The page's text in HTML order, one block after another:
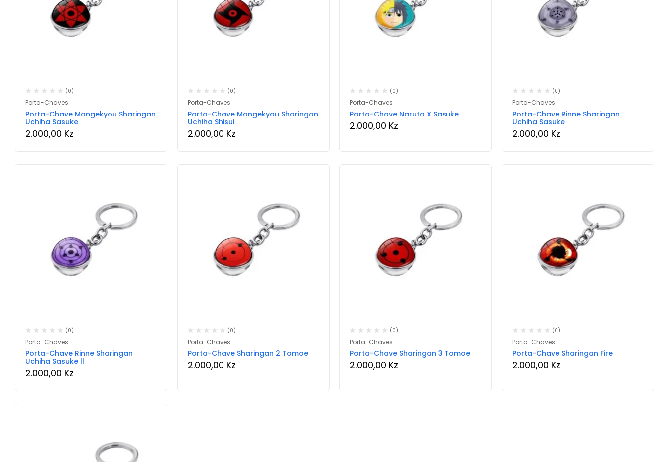
(0)
Porta-Chaves
Porta-Chave Mangekyou Sharingan
Uchiha Sasuke
2.000,00 Kz
(0)
Porta-Chaves
Porta-Chave Mangekyou Sharingan
Uchiha Shisui
2.000,00 Kz
(0)
Porta-Chaves
Porta-Chave Naruto X Sasuke
2.000,00 Kz
(0)
Porta-Chaves
Porta-Chave Rinne Sharingan
Uchiha Sasuke
2.000,00 Kz
(0)
Porta-Chaves
Porta-Chave Rinne Sharingan
Uchiha Sasuke ll
2.000,00 Kz
(0)
Porta-Chaves
Porta-Chave Sharingan 2 Tomoe
2.000,00 Kz
(0)
Porta-Chaves
Porta-Chave Sharingan 3 Tomoe
2.000,00 Kz
(0)
Porta-Chaves
Porta-Chave Sharingan Fire
2.000,00 Kz